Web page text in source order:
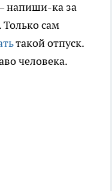
напиши-ка за
Только сам
такой отпуск.
человека.